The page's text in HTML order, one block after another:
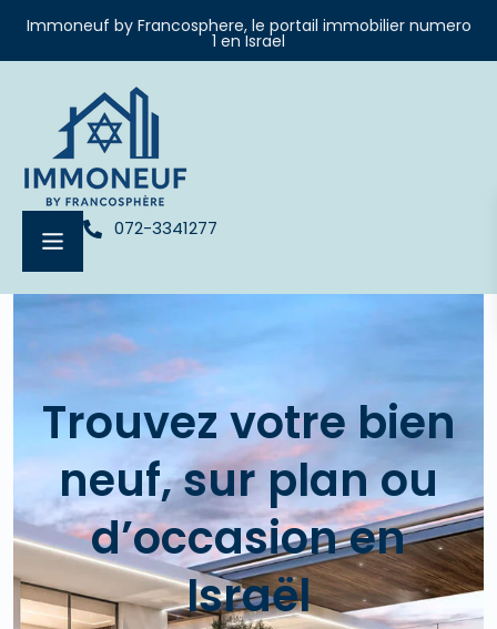
Immoneuf by Francosphere, le portail immobilier numero
1 en Israel
072-3341277
Trouvez votre bien
neuf, sur plan ou
d’occasion en
Israël